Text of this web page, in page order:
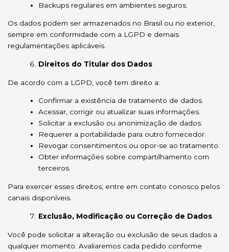
Backups regulares em ambientes seguros.
Os dados podem ser armazenados no Brasil ou no exterior,
sempre em conformidade com a LGPD e demais
regulamentações aplicáveis.
Direitos do Titular dos Dados
De acordo com a LGPD, você tem direito a:
Confirmar a existência de tratamento de dados.
Acessar, corrigir ou atualizar suas informações.
Solicitar a exclusão ou anonimização de dados.
Requerer a portabilidade para outro fornecedor.
Revogar consentimentos ou opor-se ao tratamento.
Obter informações sobre compartilhamento com
terceiros.
Para exercer esses direitos, entre em contato conosco pelos
canais disponíveis.
Exclusão, Modificação ou Correção de Dados
Você pode solicitar a alteração ou exclusão de seus dados a
qualquer momento. Avaliaremos cada pedido conforme